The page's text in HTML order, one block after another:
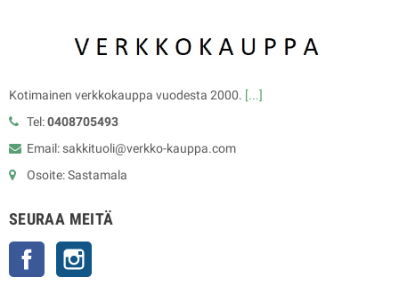
Kotimainen verkkokauppa vuodesta 2000. [...]
Tel:0408705493
Email: sakkituoli@verkko-kauppa.com
Osoite: Sastamala
SEURAA MEITÄ
Facebook